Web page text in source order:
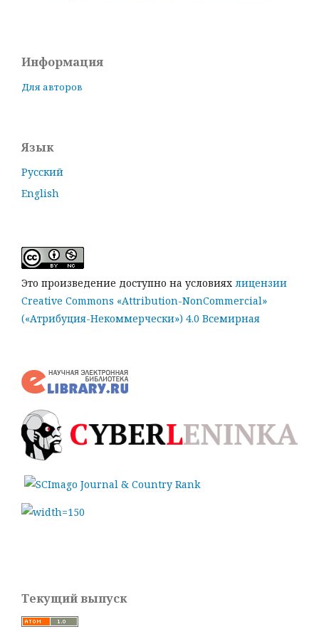
Информация
Для авторов
Язык
Русский
English
Это произведение доступно на условиях лицензии
Creative Commons «Attribution-NonCommercial»
(«Атрибуция-Некоммерчески») 4.0 Всемирная
Текущий выпуск